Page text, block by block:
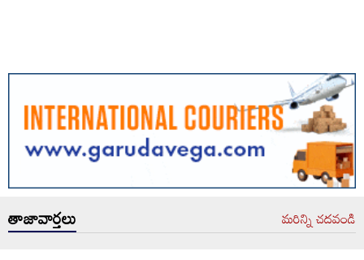
తాజావార్తలు మరిన్ని చదవండి